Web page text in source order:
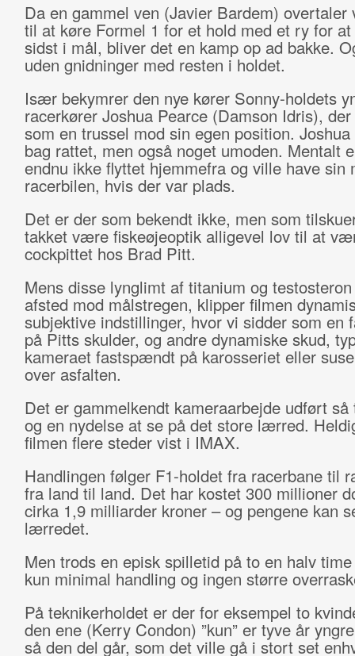
Da en gammel ven (Javier Bardem) overtaler
til at køre Formel 1 for et hold med et ry for
sidst i mål, bliver det en kamp op ad bakke.
uden gnidninger med resten i holdet.
Især bekymrer den nye kører Sonny-holdets
racerkører Joshua Pearce (Damson Idris),
som en trussel mod sin egen position.
bag rattet, men også noget umoden. Mentalt
endnu ikke flyttet hjemmefra og ville have sin
racerbilen, hvis der var plads.
Det er der som bekendt ikke, men som
takket være fiskeøjeoptik alligevel lov til at
cockpittet hos Brad Pitt.
Mens disse lynglimt af titanium og
afsted mod målstregen, klipper filmen
subjektive indstillinger, hvor vi sidder som en
på Pitts skulder, og andre dynamiske skud,
kameraet fastspændt på karosseriet eller
over asfalten.
Det er gammelkendt kameraarbejde udført så
og en nydelse at se på det store lærred.
filmen flere steder vist i IMAX.
Handlingen følger F1-holdet fra racerbane til
fra land til land. Det har kostet 300 millioner
cirka 1,9 milliarder kroner – og pengene kan
lærredet.
Men trods en episk spilletid på to en halv
kun minimal handling og ingen større
På teknikerholdet er der for eksempel to
den ene (Kerry Condon) ”kun” er tyve år
så den del går, som det ville gå i stort set